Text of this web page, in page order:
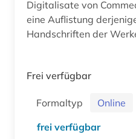
Digitalisate von
eine Auflistung
Handschriften der
Frei verfügbar
Formaltyp
Online
frei verfügbar